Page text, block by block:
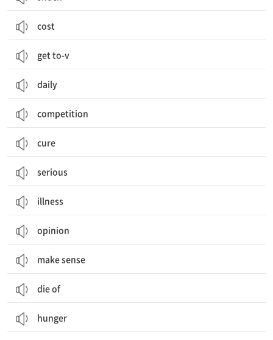
cost
get to-v
daily
competition
cure
serious
illness
opinion
make sense
die of
hunger